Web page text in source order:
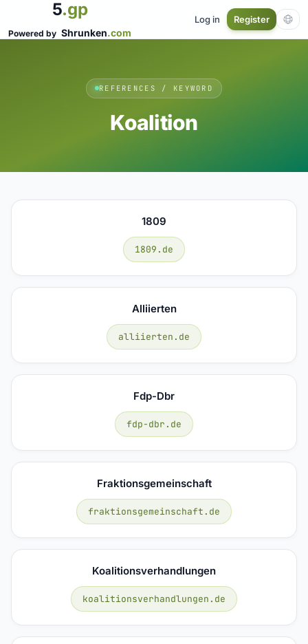
5.gp
Powered by Shrunken.com
Log in Register
REFERENCES / KEYWORD
Koalition
1809
1809.de
Alliierten
alliierten.de
Fdp-Dbr
fdp-dbr.de
Fraktionsgemeinschaft
fraktionsgemeinschaft.de
Koalitionsverhandlungen
koalitionsverhandlungen.de